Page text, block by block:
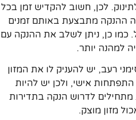
לכן, חשוב להקדיש זמן בכל
ההנקה מתבצעת באותם זמנים
כמו כן, ניתן לשלב את ההנקה עם
למהנה יותר.
רעב, יש להעניק לו את המזון
אישי, ולכן יש להיות
מתחילים לדרוש הנקה בתדירות
מזון מוצק.